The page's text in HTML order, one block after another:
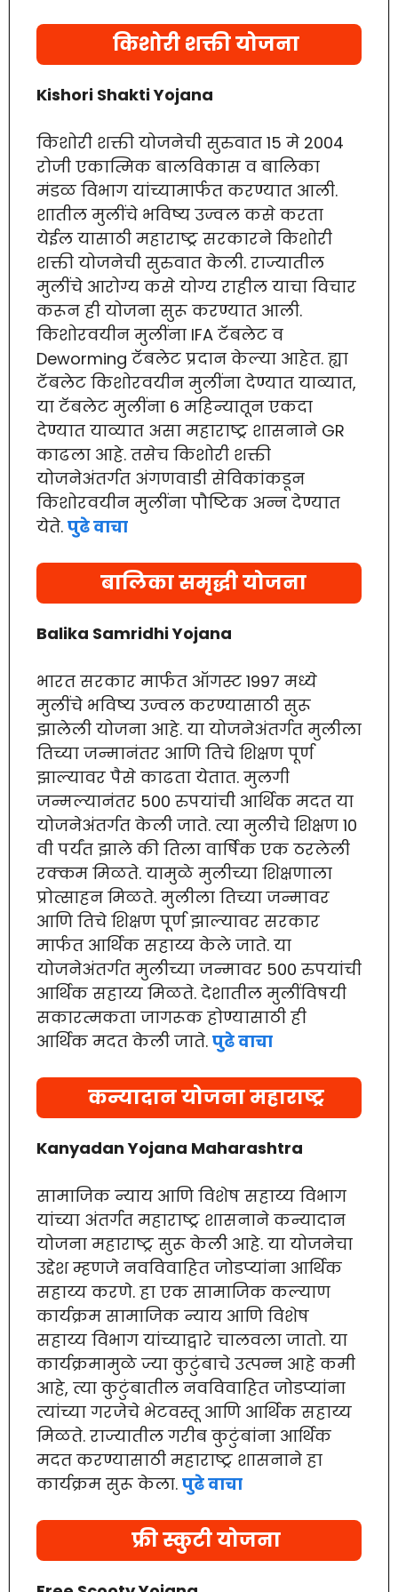
किशोरी शक्ती योजना
Kishori Shakti Yojana
किशोरी शक्ती योजनेची सुरुवात 15 मे 2004
रोजी एकात्मिक बालविकास व बालिका
मंडळ विभाग यांच्यामार्फत करण्यात आली.
शातील मुलींचे भविष्य उज्वल कसे करता
येईल यासाठी महाराष्ट्र सरकारने किशोरी
शक्ती योजनेची सुरुवात केली. राज्यातील
मुलींचे आरोग्य कसे योग्य राहील याचा विचार
करून ही योजना सुरू करण्यात आली.
किशोरवयीन मुलींना IFA टॅबलेट व
Deworming टॅबलेट प्रदान केल्या आहेत. ह्या
टॅबलेट किशोरवयीन मुलींना देण्यात याव्यात,
या टॅबलेट मुलींना 6 महिन्यातून एकदा
देण्यात याव्यात असा महाराष्ट्र शासनाने GR
काढला आहे. तसेच किशोरी शक्ती
योजनेअंतर्गत अंगणवाडी सेविकांकडून
किशोरवयीन मुलींना पौष्टिक अन्न देण्यात
येते. पुढे वाचा
बालिका समृद्धी योजना
Balika Samridhi Yojana
भारत सरकार मार्फत ऑगस्ट 1997 मध्ये
मुलींचे भविष्य उज्वल करण्यासाठी सुरू
झालेली योजना आहे. या योजनेअंतर्गत मुलीला
तिच्या जन्मानंतर आणि तिचे शिक्षण पूर्ण
झाल्यावर पैसे काढता येतात. मुलगी
जन्मल्यानंतर 500 रुपयांची आर्थिक मदत या
योजनेअंतर्गत केली जाते. त्या मुलीचे शिक्षण 10
वी पर्यंत झाले की तिला वार्षिक एक ठरलेली
रक्कम मिळते. यामुळे मुलीच्या शिक्षणाला
प्रोत्साहन मिळते. मुलीला तिच्या जन्मावर
आणि तिचे शिक्षण पूर्ण झाल्यावर सरकार
मार्फत आर्थिक सहाय्य केले जाते. या
योजनेअंतर्गत मुलीच्या जन्मावर 500 रुपयांची
आर्थिक सहाय्य मिळते. देशातील मुलींविषयी
सकारत्मकता जागरूक होण्यासाठी ही
आर्थिक मदत केली जाते. पुढे वाचा
कन्यादान योजना महाराष्ट्र
Kanyadan Yojana Maharashtra
सामाजिक न्याय आणि विशेष सहाय्य विभाग
यांच्या अंतर्गत महाराष्ट्र शासनाने कन्यादान
योजना महाराष्ट्र सुरू केली आहे. या योजनेचा
उद्देश म्हणजे नवविवाहित जोडप्यांना आर्थिक
सहाय्य करणे. हा एक सामाजिक कल्याण
कार्यक्रम सामाजिक न्याय आणि विशेष
सहाय्य विभाग यांच्याद्वारे चालवला जातो. या
कार्यक्रमामुळे ज्या कुटुंबाचे उत्पन्न आहे कमी
आहे, त्या कुटुंबातील नवविवाहित जोडप्यांना
त्यांच्या गरजेचे भेटवस्तू आणि आर्थिक सहाय्य
मिळते. राज्यातील गरीब कुटुंबांना आर्थिक
मदत करण्यासाठी महाराष्ट्र शासनाने हा
कार्यक्रम सुरू केला. पुढे वाचा
फ्री स्कुटी योजना